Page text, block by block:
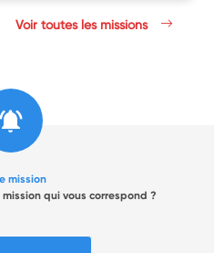
Voir toutes les missions
mission
qui vous correspond ?